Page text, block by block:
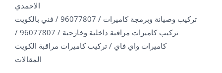
الاحمدي
تركيب وصيانة وبرمجة كاميرات / 96077807 / فني بالكويت
تركيب كاميرات مراقبة داخلية وخارجية / 96077807 /
كاميرات واي فاي / تركيب كاميرات مراقبة الكويت
المقالات